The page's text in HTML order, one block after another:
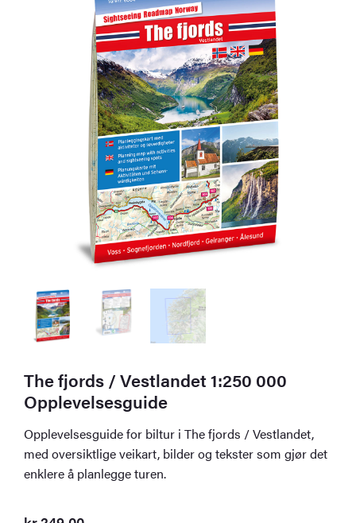
The fjords / Vestlandet 1:250 000
Opplevelsesguide
Opplevelsesguide for biltur i The fjords / Vestlandet,
med oversiktlige veikart, bilder og tekster som gjør det
enklere å planlegge turen.